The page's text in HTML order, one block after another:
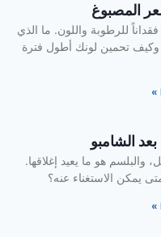
المصبوغ
للرطوبة واللون. ما الذي
وكيف تحمين لونك أطول فترة
الشامبو
والبلسم هو ما يعيد إغلاقها.
يمكن الاستغناء عنه؟